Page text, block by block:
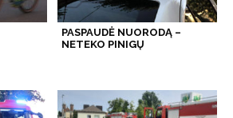
PASPAUDĖ NUORODĄ –
NETEKO PINIGŲ